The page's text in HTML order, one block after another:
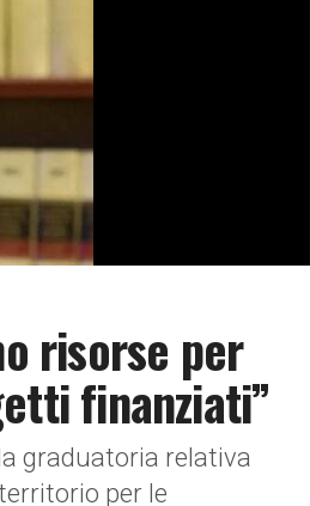
risorse per
finanziati”
graduatoria relativa
per le